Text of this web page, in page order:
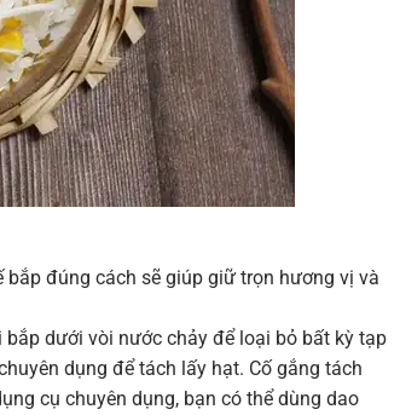
đúng cách sẽ giúp giữ trọn hương vị và
dưới vòi nước chảy để loại bỏ bất kỳ tạp
dụng để tách lấy hạt. Cố gắng tách
cụ chuyên dụng, bạn có thể dùng dao